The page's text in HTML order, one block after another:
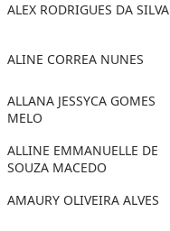
ALEX RODRIGUES DA SILVA
ALINE CORREA NUNES
ALLANA JESSYCA GOMES
MELO
ALLINE EMMANUELLE DE
SOUZA MACEDO
AMAURY OLIVEIRA ALVES